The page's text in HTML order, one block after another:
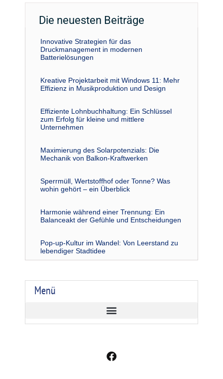
Die neuesten Beiträge
Innovative Strategien für das
Druckmanagement in modernen
Batterielösungen
Kreative Projektarbeit mit Windows 11: Mehr
Effizienz in Musikproduktion und Design
Effiziente Lohnbuchhaltung: Ein Schlüssel
zum Erfolg für kleine und mittlere
Unternehmen
Maximierung des Solarpotenzials: Die
Mechanik von Balkon-Kraftwerken
Sperrmüll, Wertstoffhof oder Tonne? Was
wohin gehört – ein Überblick
Harmonie während einer Trennung: Ein
Balanceakt der Gefühle und Entscheidungen
Pop-up-Kultur im Wandel: Von Leerstand zu
lebendiger Stadtidee
Menü
F
a